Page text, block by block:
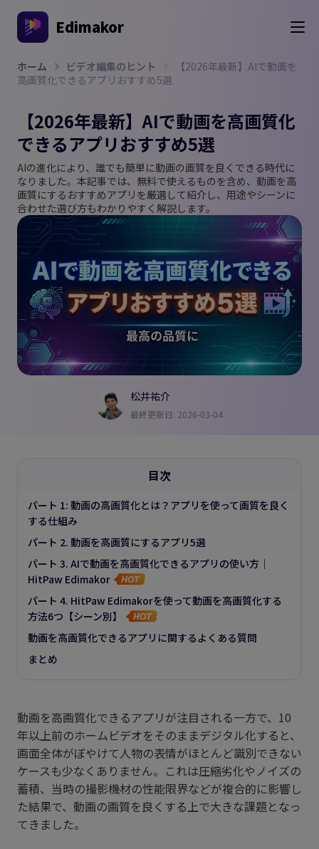
Edimakor
ホーム ビデオ編集のヒント
【2026年最新】AIで動画を
高画質化できるアプリおすすめ5選
【2026年最新】AIで動画を高画質化
できるアプリおすすめ5選
AIの進化により、誰でも簡単に動画の画質を良くできる時代に
なりました。本記事では、無料で使えるものを含め、動画を高
画質にするおすすめアプリを厳選して紹介し、用途やシーンに
合わせた選び方もわかりやすく解説します。
松井祐介
最終更新日: 2026-03-04
目次
パート 1: 動画の高画質化とは？アプリを使って画質を良く
する仕組み
パート 2. 動画を高画質にするアプリ5選
パート 3. AIで動画を高画質化できるアプリの使い方｜
HitPaw Edimakor
パート 4. HitPaw Edimakorを使って動画を高画質化する
方法6つ【シーン別】
動画を高画質化できるアプリに関するよくある質問
まとめ
動画を高画質化できるアプリが注目される一方で、10
年以上前のホームビデオをそのままデジタル化すると、
画面全体がぼやけて人物の表情がほとんど識別できない
ケースも少なくありません。これは圧縮劣化やノイズの
蓄積、当時の撮影機材の性能限界などが複合的に影響し
た結果で、動画の画質を良くする上で大きな課題となっ
てきました。